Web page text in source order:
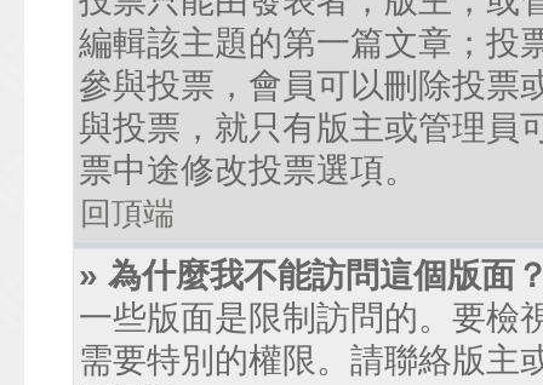
編輯該主題的第一篇文章；投
參與投票，會員可以刪除投票
與投票，就只有版主或管理員
票中途修改投票選項。
回頂端
» 為什麼我不能訪問這個版面
一些版面是限制訪問的。要檢
需要特別的權限。請聯絡版主